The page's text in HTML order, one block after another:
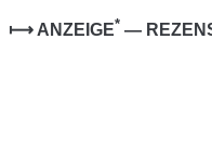
⟼ ANZEIGE* —